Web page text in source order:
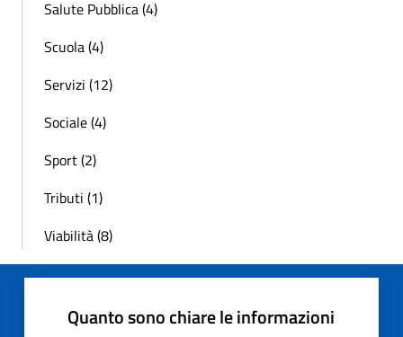
Salute Pubblica (4)
Scuola (4)
Servizi (12)
Sociale (4)
Sport (2)
Tributi (1)
Viabilità (8)
Quanto sono chiare le informazioni